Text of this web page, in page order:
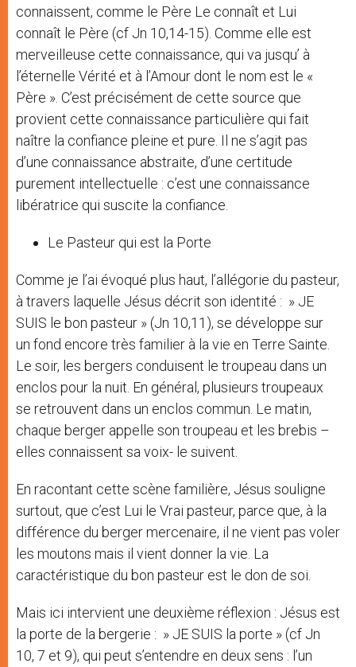
connaissent, comme le Père Le connaît et Lui
connaît le Père (cf Jn 10,14-15). Comme elle est
merveilleuse cette connaissance, qui va jusqu’ à
l’éternelle Vérité et à l’Amour dont le nom est le «
Père ». C’est précisément de cette source que
provient cette connaissance particulière qui fait
naître la confiance pleine et pure. Il ne s’agit pas
d’une connaissance abstraite, d’une certitude
purement intellectuelle : c’est une connaissance
libératrice qui suscite la confiance.
Le Pasteur qui est la Porte
Comme je l’ai évoqué plus haut, l’allégorie du pasteur,
à travers laquelle Jésus décrit son identité : » JE
SUIS le bon pasteur » (Jn 10,11), se développe sur
un fond encore très familier à la vie en Terre Sainte.
Le soir, les bergers conduisent le troupeau dans un
enclos pour la nuit. En général, plusieurs troupeaux
se retrouvent dans un enclos commun. Le matin,
chaque berger appelle son troupeau et les brebis –
elles connaissent sa voix- le suivent.
En racontant cette scène familière, Jésus souligne
surtout, que c’est Lui le Vrai pasteur, parce que, à la
différence du berger mercenaire, il ne vient pas voler
les moutons mais il vient donner la vie. La
caractéristique du bon pasteur est le don de soi.
Mais ici intervient une deuxième réflexion : Jésus est
la porte de la bergerie : » JE SUIS la porte » (cf Jn
10, 7 et 9), qui peut s’entendre en deux sens : l’un